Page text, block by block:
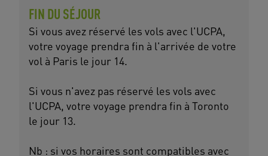
FIN DU SÉJOUR
Si vous avez réservé les vols avec l'UCPA,
votre voyage prendra fin à l'arrivée de votre
vol à Paris le jour 14.
Si vous n'avez pas réservé les vols avec
l'UCPA, votre voyage prendra fin à Toronto
le jour 13.
Nb : si vos horaires sont compatibles avec